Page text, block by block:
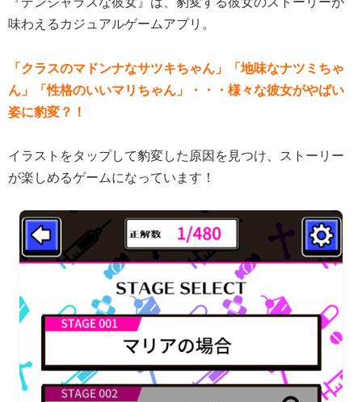
味わえるカジュアルゲームアプリ。
「クラスのマドンナなサツキちゃん」「地味なナツミちゃ
ん」「性格のいいマリちゃん」・・・様々な彼女がやばい
姿に豹変？！
イラストをタップして豹変した原因を見つけ、ストーリー
が楽しめるゲームになっています！